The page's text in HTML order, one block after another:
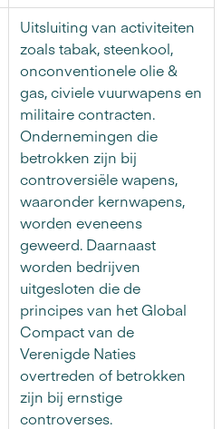
Uitsluiting van activiteiten
zoals tabak, steenkool,
onconventionele olie &
gas, civiele vuurwapens en
militaire contracten.
Ondernemingen die
betrokken zijn bij
controversiële wapens,
waaronder kernwapens,
worden eveneens
geweerd. Daarnaast
worden bedrijven
uitgesloten die de
principes van het Global
Compact van de
Verenigde Naties
overtreden of betrokken
zijn bij ernstige
controverses.